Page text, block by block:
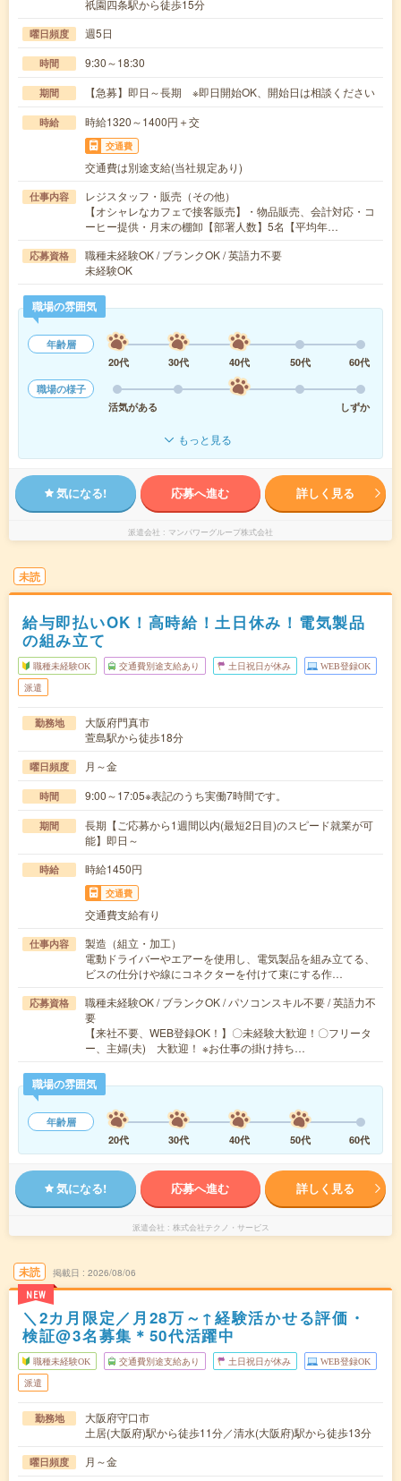
祇園四条駅から徒歩15分
曜日頻度 週5日
時間 9:30～18:30
期間 【急募】即日～長期 ※即日開始OK、開始日は相談ください
時給 時給1320～1400円＋交
交通費
交通費は別途支給(当社規定あり)
仕事内容
レジスタッフ・販売（その他）
【オシャレなカフェで接客販売】・物品販売、会計対応・コ
ーヒー提供・月末の棚卸【部署人数】5名【平均年…
応募資格
職種未経験OK / ブランクOK / 英語力不要
未経験OK
職場の雰囲気
年齢層
20代
30代 40代 50代
60代
職場の様子
活気がある
しずか
もっと見る
気になる! 応募へ進む 詳しく見る
派遣会社 マンパワーグループ株式会社
未読
給与即払いOK！高時給！土日休み！電気製品
の組み立て
職種未経験OK 交通費別途支給あり 土日祝日が休み WEB登録OK
派遣
勤務地
大阪府門真市
萱島駅から徒歩18分
曜日頻度 月～金
時間 9:00～17:05※表記のうち実働7時間です。
期間
長期【ご応募から1週間以内(最短2日目)のスピード就業が可
能】即日～
時給 時給1450円
交通費
交通費支給有り
仕事内容
製造（組立・加工）
電動ドライバーやエアーを使用し、電気製品を組み立てる、
ビスの仕分けや線にコネクターを付けて束にする作…
応募資格
職種未経験OK / ブランクOK / パソコンスキル不要 / 英語力不
要
【来社不要、WEB登録OK！】〇未経験大歓迎！〇フリータ
ー、主婦(夫) 大歓迎！ ※お仕事の掛け持ち…
職場の雰囲気
年齢層
20代
30代 40代 50代 60代
気になる! 応募へ進む 詳しく見る
派遣会社 株式会社テクノ・サービス
未読
NEW
掲載日 2026/08/06
＼2カ月限定／月28万～↑経験活かせる評価・
検証@3名募集＊50代活躍中
職種未経験OK 交通費別途支給あり 土日祝日が休み WEB登録OK
派遣
勤務地
大阪府守口市
土居(大阪府)駅から徒歩11分／清水(大阪府)駅から徒歩13分
曜日頻度 月～金